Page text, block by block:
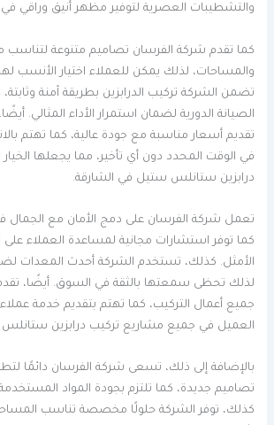
والتشطيبات العصرية لتوفير مظهر أنيق وراقي
كما تقدم شركة الفرسان تصاميم متنوعة لتناسب
والمساحات، لذلك يمكن للعملاء اختيار الأنسب
تضمن الشركة تركيب الدرابزين بطريقة آمنة
الصيانة الدورية لضمان استمرار الأداء المثالي.
تقديم أسعار مناسبة مع جودة عالية، كما تهتم
في الوقت المحدد دون أي تأخير، مما يجعلها
درابزين ستانلس ستيل في الشارقة.
تعمل شركة الفرسان على دمج الأمان مع الجمال
كما توفر استشارات مجانية لمساعدة العملاء على
الأمثل. كذلك، تستخدم الشركة أحدث المعدات
لذلك تحظى سمعتها بالثقة في السوق. أيضًا،
جميع أعمال التركيب، كما تهتم بتقديم خدمة
العميل في جميع مشاريع تركيب درابزين
بالإضافة إلى ذلك، تسعى شركة الفرسان دائمًا
تصاميم جديدة، كما تلتزم بجودة المواد المستخدمة
كذلك، توفر الشركة حلولًا مخصصة تناسب